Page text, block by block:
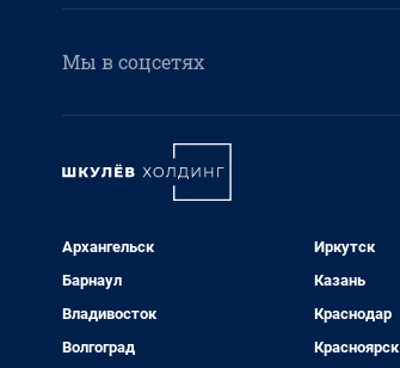
Мы в соцсетях
Архангельск
Барнаул
Владивосток
Волгоград
Иркутск
Казань
Краснодар
Красноярск